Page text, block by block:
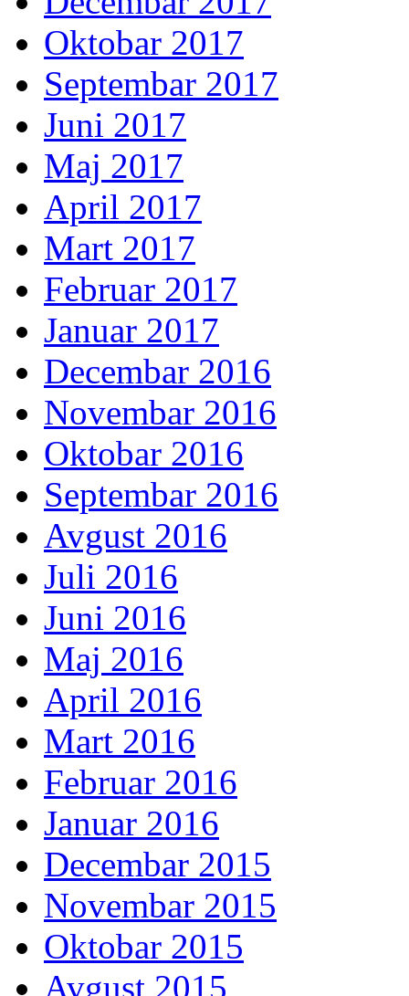
Oktobar 2017
Septembar 2017
Juni 2017
Maj 2017
April 2017
Mart 2017
Februar 2017
Januar 2017
Decembar 2016
Novembar 2016
Oktobar 2016
Septembar 2016
Avgust 2016
Juli 2016
Juni 2016
Maj 2016
April 2016
Mart 2016
Februar 2016
Januar 2016
Decembar 2015
Novembar 2015
Oktobar 2015
Avgust 2015